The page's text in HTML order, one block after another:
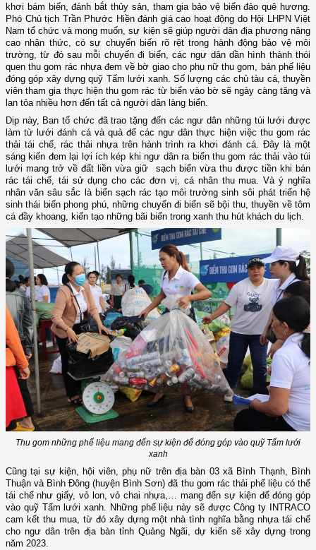
khơi bám biển, đánh bắt thủy sản, tham gia bảo vệ biển đảo quê hương.
Phó Chủ tịch Trần Phước Hiền đánh giá cao hoạt động do Hội LHPN Việt
Nam tổ chức và mongmuốn, sự kiện sẽ giúpngười dân địa phươngnâng
cao nhận thức,có sự chuyển biến rõ rệttrong hành động bảo vệ môi
trường , từ đósau mỗi chuyến đi biển, các ngư dân dần hình thành thói
quen thu gom rác nhựa đem về bờ giao cho phụ nữ thu gom, bán phế liệu
đóng góp xây dựng quỹ Tấm lưới xanh. Số lượng các chủ tàu cá, thuyền
viên tham gia thực hiện thu gom rác từ biển vào bờ sẽ ngày càng tăng và
lan tỏa nhiều hơn đến tất cả người dân làng biển.
Dịp này, Ban tổ chức đãtrao tặng đến các ngư dân những túi lưới được
làm từ lưới đánh cá và quà để các ngư dân thực hiện việc thu gom rác
thải tái chế, rác thải nhựa trên hành trình ra khơi đánh cá. Đây là một
sáng kiến đem lại lợi ích kép khi ngư dân ra biển thu gom rác thải vào túi
lưới mang trở về đất liền vừa giữ sạch biển vừa thu được tiền khi bán
rác tái chế, tái sử dụng cho các đơn vị, cá nhân thu mua. Và ý nghĩa
nhân văn sâu sắc là biển sạch rác tạo môi trường sinh sôi phát triển hệ
sinh thái biển phong phú, những chuyến đi biển sẽ bội thu, thuyền về tôm
cá đầy khoang, kiến tạo những bãi biển trong xanh thu hút khách du lịch.
Thu gom những phế liệu mang đến sự kiện để đóng góp vào quỹ Tấm lưới
xanh
Cũng tại sự kiện, hội viên,phụ nữ trên địa bàn 03 xã Bình Thạnh, Bình
Thuận và Bình Đông(huyện Bình Sơn) đã thu gom rác thải phế liệucó thể
tái chếnhư giấy, vỏ lon, vỏ chai nhựa,… mang đến sự kiện để đóng góp
vào quỹ Tấm lưới xanh. N hững phế liệu này sẽ được Công ty INTRACO
cam kết thu mua, từ đó xây dựng một nhà tình nghĩa bằng nhựa tái chế
cho ngư dân trên địa bàn tỉnh Quảng Ngãi, dự kiến sẽ xây dựng trong
năm 2023.